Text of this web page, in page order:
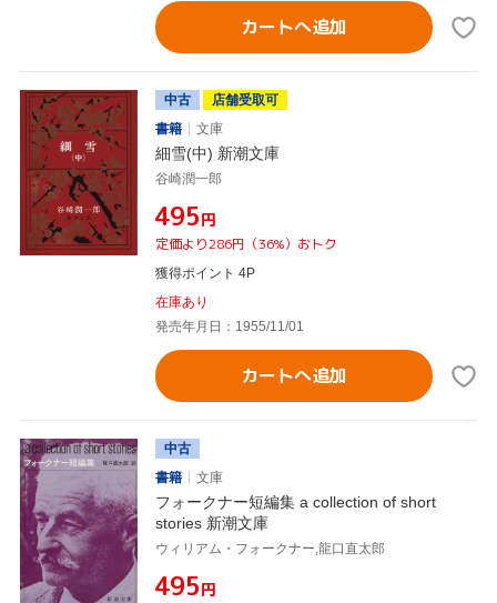
カートへ追加
中古
店舗受取可
書籍
文庫
細雪(中) 新潮文庫
谷崎潤一郎
¥495円
定価より286円（36%）おトク
獲得ポイント 4P
在庫あり
発売年月日：1955/11/01
カートへ追加
中古
書籍
文庫
フォークナー短編集 a collection of short
stories 新潮文庫
ウィリアム・フォークナー,龍口直太郎
¥495円